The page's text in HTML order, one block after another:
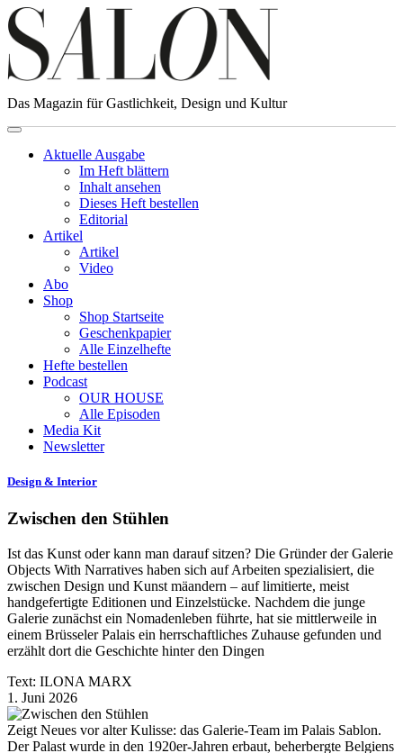
Das Magazin für Gastlichkeit, Design und Kultur
Aktuelle Ausgabe
Im Heft blättern
Inhalt ansehen
Dieses Heft bestellen
Editorial
Artikel
Artikel
Video
Abo
Shop
Shop Startseite
Geschenkpapier
Alle Einzelhefte
Hefte bestellen
Podcast
OUR HOUSE
Alle Episoden
Media Kit
Newsletter
Design & Interior
Zwischen den Stühlen
Ist das Kunst oder kann man darauf sitzen? Die Gründer der Galerie
Objects With Narratives haben sich auf Arbeiten spezialisiert, die
zwischen Design und Kunst mäandern – auf limitierte, meist
handgefertigte Editionen und Einzelstücke. Nachdem die junge
Galerie zunächst ein Nomadenleben führte, hat sie mittlerweile in
einem Brüsseler Palais ein herrschaftliches Zuhause gefunden und
erzählt dort die Geschichte hinter den Dingen
Text: ILONA MARX
1. Juni 2026
Zeigt Neues vor alter Kulisse: das Galerie-Team im Palais Sablon.
Der Palast wurde in den 1920er-Jahren erbaut, beherbergte Belgiens